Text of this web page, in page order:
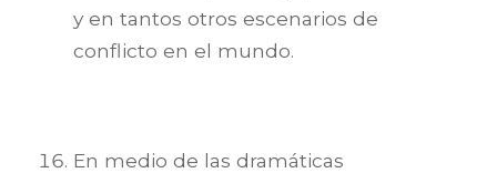
y en tantos otros escenarios de
conflicto en el mundo.
En medio de las dramáticas